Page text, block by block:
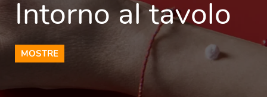
Intorno al tavolo
MOSTRE